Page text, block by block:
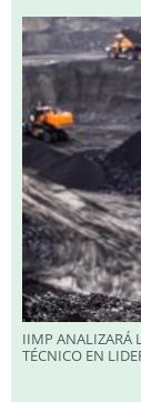
IIMP ANALIZARÁ
TÉCNICO EN